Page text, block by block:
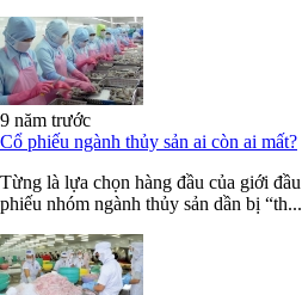
9 năm trước
Cổ phiếu ngành thủy sản ai còn ai mất?
Từng là lựa chọn hàng đầu của giới
phiếu nhóm ngành thủy sản dần bị “th...